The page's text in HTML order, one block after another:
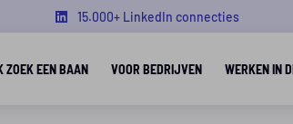
15.000+ LinkedIn connecties
ZOEK EEN BAAN VOOR BEDRIJVEN WERKEN IN